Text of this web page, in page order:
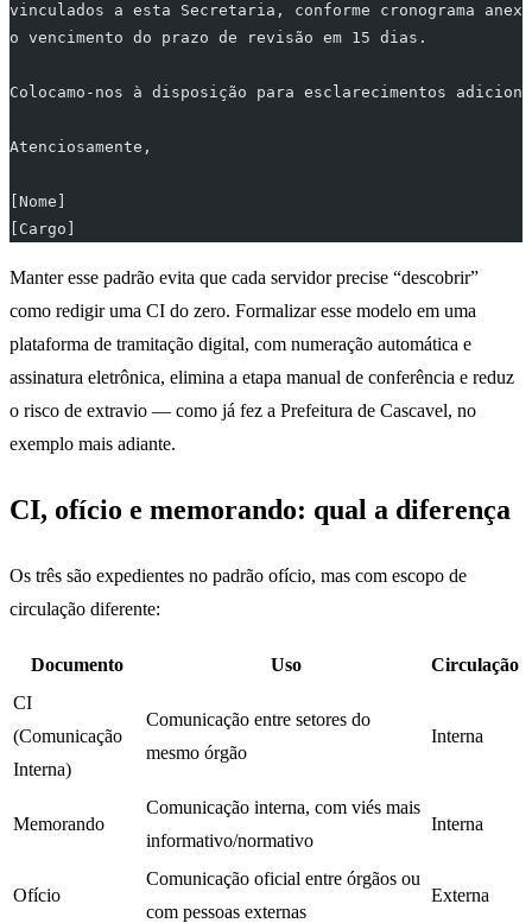
vinculados a esta Secretaria, conforme cronograma
o vencimento do prazo de revisão em 15 dias.
Colocamo-nos à disposição para esclarecimentos
Atenciosamente,
[Nome]
[Cargo]
Manter esse padrão evita que cada servidor precise “descobrir”
como redigir uma CI do zero. Formalizar esse modelo em uma
plataforma de tramitação digital, com numeração automática e
assinatura eletrônica, elimina a etapa manual de conferência e reduz
o risco de extravio — como já fez a Prefeitura de Cascavel, no
exemplo mais adiante.
CI, ofício e memorando: qual a diferença
Os três são expedientes no padrão ofício, mas com escopo de
circulação diferente:
Documento Uso
Circulação
CI
(Comunicação
Interna)
Comunicação entre setores do
mesmo órgão
Interna
Memorando
Comunicação interna, com viés mais
informativo/normativo
Interna
Ofício
Comunicação oficial entre órgãos ou
com pessoas externas
Externa